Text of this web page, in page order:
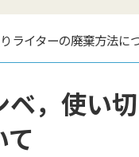
ライターの廃棄方法に
，使い